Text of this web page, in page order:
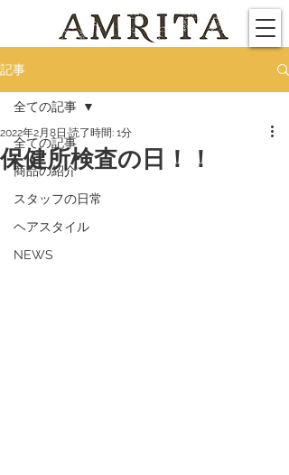
記事
全ての記事
商品の紹介
スタッフの日常
ヘアスタイル
NEWS
全ての記事
保健所検査の日！！
2022年2月8日 読了時間: 1分